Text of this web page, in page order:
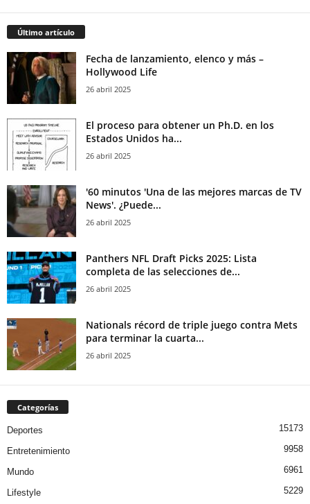
Último artículo
Fecha de lanzamiento, elenco y más –
Hollywood Life
26 abril 2025
El proceso para obtener un Ph.D. en los
Estados Unidos ha...
26 abril 2025
'60 minutos 'Una de las mejores marcas de TV
News'. ¿Puede...
26 abril 2025
Panthers NFL Draft Picks 2025: Lista
completa de las selecciones de...
26 abril 2025
Nationals récord de triple juego contra Mets
para terminar la cuarta...
26 abril 2025
Categorías
Deportes 15173
Entretenimiento 9958
Mundo 6961
Lifestyle 5229